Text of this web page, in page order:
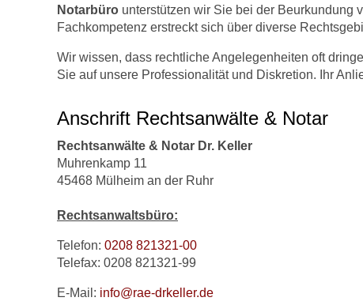
Notarbüro unterstützen wir Sie bei der Beurkundung
Fachkompetenz erstreckt sich über diverse
Wir wissen, dass rechtliche Angelegenheiten oft
Sie auf unsere Professionalität und Diskretion. Ihr
Anschrift Rechtsanwälte & Notar
Rechtsanwälte & Notar Dr. Keller
Muhrenkamp 11
45468 Mülheim an der Ruhr
Rechtsanwaltsbüro:
Telefon: 0208 821321-00
Telefax: 0208 821321-99
E-Mail: info@rae-drkeller.de